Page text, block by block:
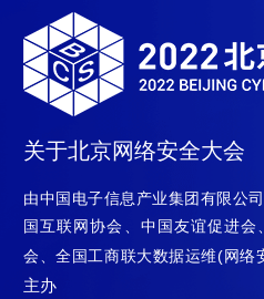
的CNCC2022数据安全治理
论坛在线上举行。论坛由
CCF计算机安全专委会荣誉
主任，公安部第一研究所、
第三研究所原所长严明主
持，邀请政府主管单位、科
研院所、安全厂商、企业安
拓数据安全从体系化框架到
建设实践之路”主题，聚焦数
据安全现阶段的问题.
关于北京网络安全大会
由中国电子信息产业集团有限公
国互联网协会、中国友谊促进
会、全国工商联大数据运维(网络
主办